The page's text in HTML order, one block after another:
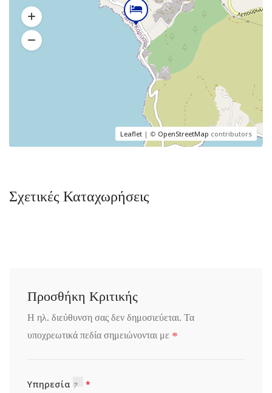
Leaflet | © OpenStreetMap contributors
Σχετικές Καταχωρήσεις
Προσθήκη Κριτικής
Η ηλ. διεύθυνση σας δεν δημοσιεύεται. Τα
υποχρεωτικά πεδία σημειώνονται με *
Υπηρεσία